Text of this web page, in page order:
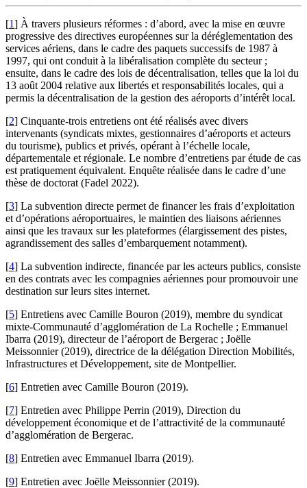
[1] À travers plusieurs réformes : d’abord, avec la mise en œuvre
progressive des directives européennes sur la déréglementation des
services aériens, dans le cadre des paquets successifs de 1987 à
1997, qui ont conduit à la libéralisation complète du secteur ;
ensuite, dans le cadre des lois de décentralisation, telles que la loi du
13 août 2004 relative aux libertés et responsabilités locales, qui a
permis la décentralisation de la gestion des aéroports d’intérêt local.
[2] Cinquante-trois entretiens ont été réalisés avec divers
intervenants (syndicats mixtes, gestionnaires d’aéroports et acteurs
du tourisme), publics et privés, opérant à l’échelle locale,
départementale et régionale. Le nombre d’entretiens par étude de cas
est pratiquement équivalent. Enquête réalisée dans le cadre d’une
thèse de doctorat (Fadel 2022).
[3] La subvention directe permet de financer les frais d’exploitation
et d’opérations aéroportuaires, le maintien des liaisons aériennes
ainsi que les travaux sur les plateformes (élargissement des pistes,
agrandissement des salles d’embarquement notamment).
[4] La subvention indirecte, financée par les acteurs publics, consiste
en des contrats avec les compagnies aériennes pour promouvoir une
destination sur leurs sites internet.
[5] Entretiens avec Camille Bouron (2019), membre du syndicat
mixte-Communauté d’agglomération de La Rochelle ; Emmanuel
Ibarra (2019), directeur de l’aéroport de Bergerac ; Joëlle
Meissonnier (2019), directrice de la délégation Direction Mobilités,
Infrastructures et Développement, site de Montpellier.
[6] Entretien avec Camille Bouron (2019).
[7] Entretien avec Philippe Perrin (2019), Direction du
développement économique et de l’attractivité de la communauté
d’agglomération de Bergerac.
[8] Entretien avec Emmanuel Ibarra (2019).
[9] Entretien avec Joëlle Meissonnier (2019).